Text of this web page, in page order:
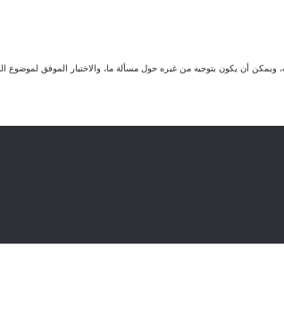
ويمكن أن يكون بتوجيه من غيره حول مسألة ما، والاختيار الموفق لموضوع